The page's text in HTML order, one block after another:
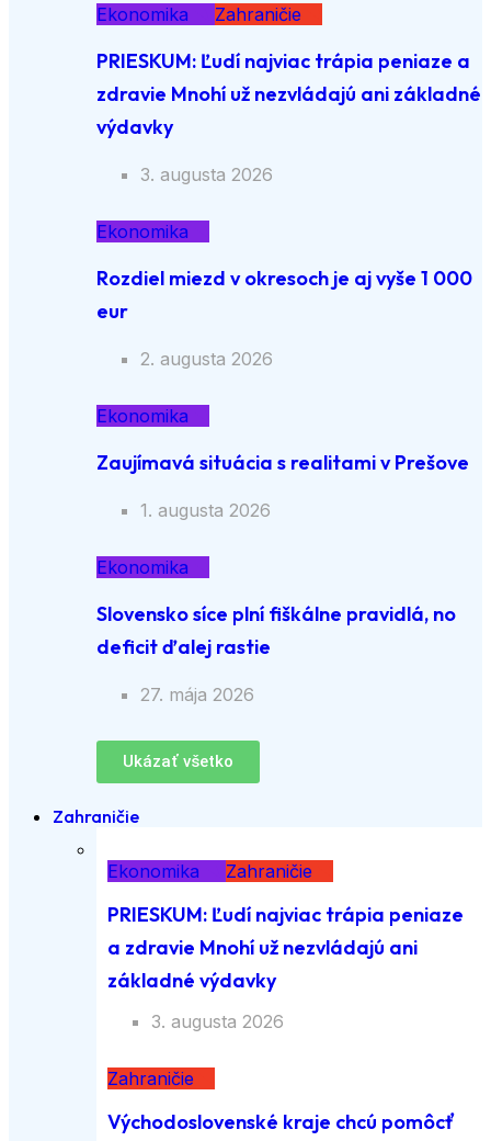
Ekonomika Zahraničie
PRIESKUM: Ľudí najviac trápia peniaze a
zdravie Mnohí už nezvládajú ani základné
výdavky
3. augusta 2026
Ekonomika
Rozdiel miezd v okresoch je aj vyše 1 000
eur
2. augusta 2026
Ekonomika
Zaujímavá situácia s realitami v Prešove
1. augusta 2026
Ekonomika
Slovensko síce plní fiškálne pravidlá, no
deficit ďalej rastie
27. mája 2026
Ukázať všetko
Zahraničie
Ekonomika Zahraničie
PRIESKUM: Ľudí najviac trápia peniaze
a zdravie Mnohí už nezvládajú ani
základné výdavky
3. augusta 2026
Zahraničie
Východoslovenské kraje chcú pomôcť